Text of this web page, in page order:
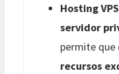
Hosting VPS
servidor
permite que
recursos